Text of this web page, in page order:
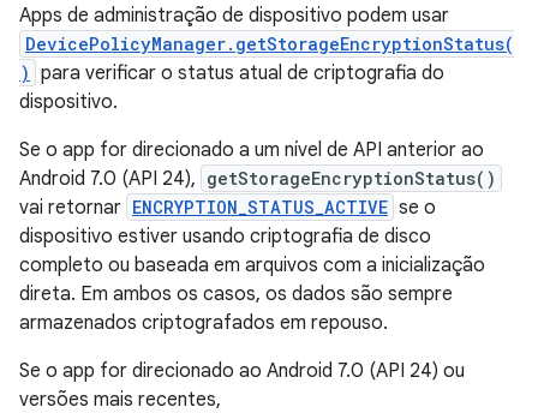
Apps de administração de dispositivo podem usar
DevicePolicyManager.getStorageEncryptionStatus(
) para verificar o status atual de criptografia do
dispositivo.
Se o app for direcionado a um nível de API anterior ao
Android 7.0 (API 24), getStorageEncryptionStatus()
vai retornar ENCRYPTION_STATUS_ACTIVE se o
dispositivo estiver usando criptografia de disco
completo ou baseada em arquivos com a inicialização
direta. Em ambos os casos, os dados são sempre
armazenados criptografados em repouso.
Se o app for direcionado ao Android 7.0 (API 24) ou
versões mais recentes,